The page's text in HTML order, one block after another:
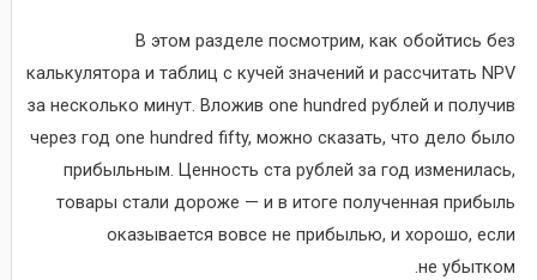
В этом разделе посмотрим, как обойтись без
калькулятора и таблиц с кучей значений и рассчитать NPV
за несколько минут. Вложив one hundred рублей и получив
через год one hundred fifty, можно сказать, что дело было
прибыльным. Ценность ста рублей за год изменилась,
товары стали дороже — и в итоге полученная прибыль
оказывается вовсе не прибылью, и хорошо, если
не убытком.